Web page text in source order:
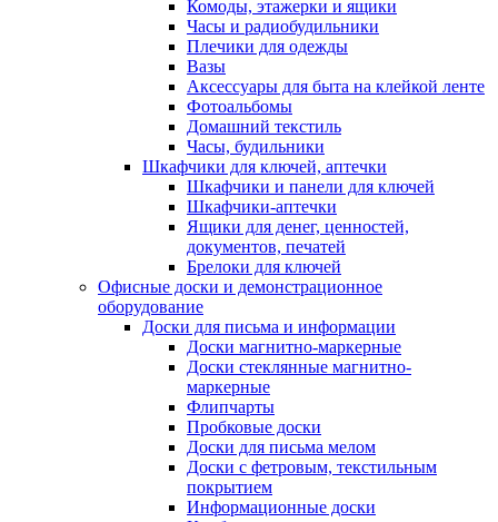
Комоды, этажерки и ящики
Часы и радиобудильники
Плечики для одежды
Вазы
Аксессуары для быта на клейкой ленте
Фотоальбомы
Домашний текстиль
Часы, будильники
Шкафчики для ключей, аптечки
Шкафчики и панели для ключей
Шкафчики-аптечки
Ящики для денег, ценностей,
документов, печатей
Брелоки для ключей
Офисные доски и демонстрационное
оборудование
Доски для письма и информации
Доски магнитно-маркерные
Доски стеклянные магнитно-
маркерные
Флипчарты
Пробковые доски
Доски для письма мелом
Доски с фетровым, текстильным
покрытием
Информационные доски